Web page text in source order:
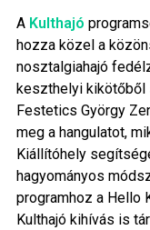
A Kulthajó
hozza közel a
nosztalgiahajó
keszthelyi kikötőből
Festetics György
meg a hangulatot,
Kiállítóhely
hagyományos
programhoz a Hello
Kulthajó kihívás is